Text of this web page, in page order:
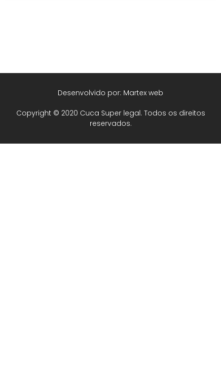
Copyright © 2020 Cuca Super legal. Todos os direitos
reservados.
Desenvolvido por: Martex web